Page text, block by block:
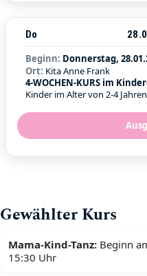
Do
Beginn: Donnerstag,
Ort: Kita Anne Frank
4-WOCHEN-KURS im
Kinder im Alter von 2-4 Jahren
Gewählter Kurs
Mama-Kind-Tanz: Beginn
15:30 Uhr